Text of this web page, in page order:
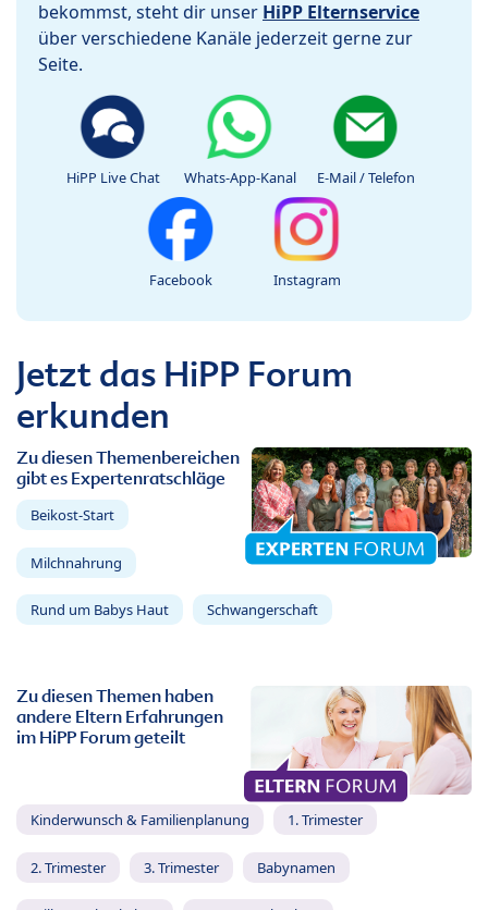
bekommst, steht dir unser HiPP Elternservice
über verschiedene Kanäle jederzeit gerne zur
Seite.
HiPP Live Chat Whats-App-Kanal E-Mail / Telefon
Facebook Instagram
Jetzt das HiPP Forum
erkunden
Zu diesen Themenbereichen
gibt es Expertenratschläge
Beikost-Start
Milchnahrung
Rund um Babys Haut Schwangerschaft
Zu diesen Themen haben
andere Eltern Erfahrungen
im HiPP Forum geteilt
Kinderwunsch & Familienplanung 1. Trimester
2. Trimester 3. Trimester Babynamen